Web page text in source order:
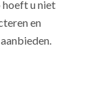
u niet
en